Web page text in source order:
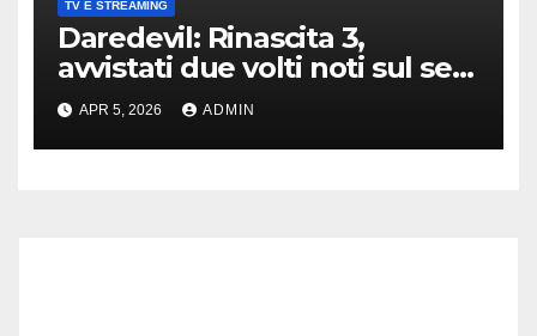
TV E STREAMING
Daredevil: Rinascita 3,
avvistati due volti noti sul set
di New York
APR 5, 2026 ADMIN